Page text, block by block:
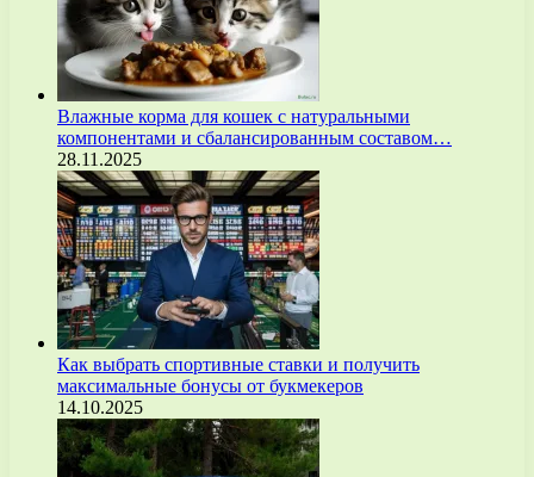
Влажные корма для кошек с натуральными
компонентами и сбалансированным составом…
28.11.2025
Как выбрать спортивные ставки и получить
максимальные бонусы от букмекеров
14.10.2025